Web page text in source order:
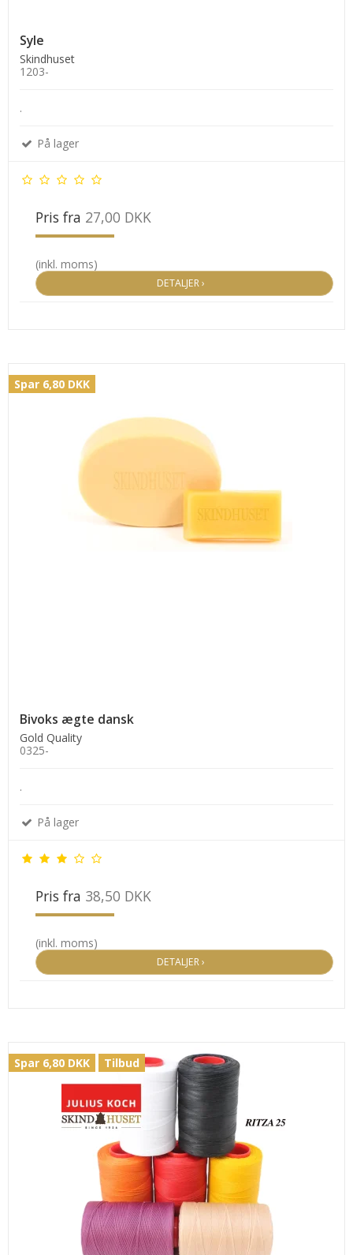
Syle
Skindhuset
1203-
.
På lager
Pris fra 27,00 DKK
(inkl. moms)
DETALJER ›
Spar 6,80 DKK
Bivoks ægte dansk
Gold Quality
0325-
.
På lager
Pris fra 38,50 DKK
(inkl. moms)
DETALJER ›
Spar 6,80 DKK Tilbud